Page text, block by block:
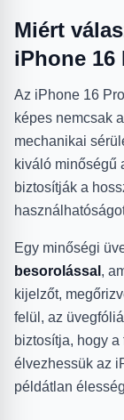
Miért
iPhone 16
Az iPhone 16
képes nemcsak
mechanikai
kiváló minőségű
biztosítják a
Egy minőségi
besorolással ,
kijelzőt,
felül, az
biztosítja, hogy
élvezhessük az
példátlan